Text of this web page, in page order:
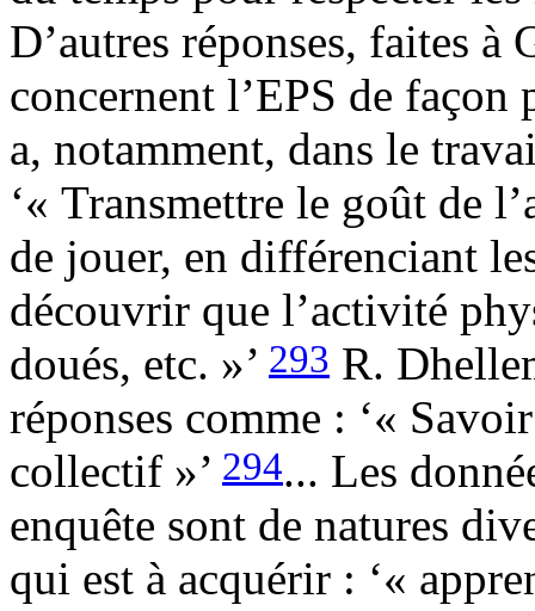
D’autres réponses, faites
concernent l’EPS de
a, notamment, dans le
‘« Transmettre le goût de
de jouer, en différenciant
découvrir que l’activité
doués, etc. »’ 293 R.
réponses comme : ‘«
collectif »’ 294... Les
enquête sont de natures
qui est à acquérir : ‘«